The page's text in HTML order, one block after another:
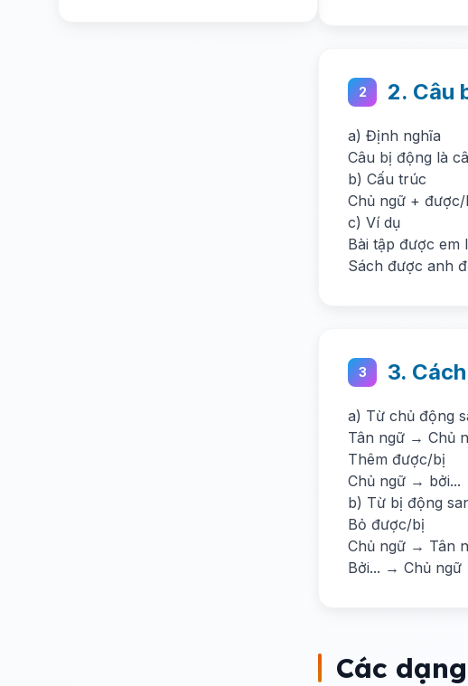
2 2. Câu
a) Định nghĩa
Câu bị động là
b) Cấu trúc
Chủ ngữ +
c) Ví dụ
Bài tập được em
Sách được anh
3 3.
a) Từ chủ động
Tân ngữ → Chủ
Thêm được/bị
Chủ ngữ → bởi...
b) Từ bị động
Bỏ được/bị
Chủ ngữ → Tân
Bởi... → Chủ ngữ
Các